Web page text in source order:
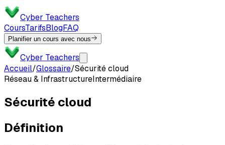
Cyber Teachers
CoursTarifsBlogFAQ
Planifier un cours avec nous
Cyber Teachers
Accueil/Glossaire/Sécurité cloud
Réseau & InfrastructureIntermédiaire
Sécurité cloud
Définition